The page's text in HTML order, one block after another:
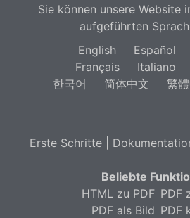
Sie können unsere Website
aufgeführten
English
Español
Français
Italiano
한국어
简体中文 繁
Erste Schritte|
Beliebte
HTML zu PDF
PDF als Bild
PDF
PDF